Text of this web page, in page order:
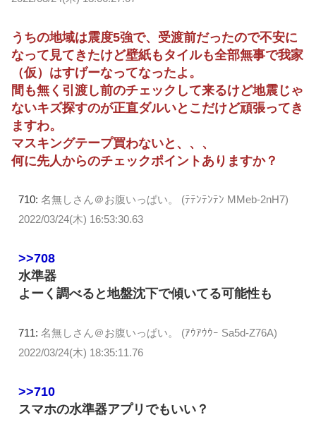
うちの地域は震度5強で、受渡前だったので不安に
なって見てきたけど壁紙もタイルも全部無事で我家
（仮）はすげーなってなったよ。
間も無く引渡し前のチェックして来るけど地震じゃ
ないキズ探すのが正直ダルいとこだけど頑張ってき
ますわ。
マスキングテープ買わないと、、、
何に先人からのチェックポイントありますか？
710: 名無しさん＠お腹いっぱい。 (ﾃﾃﾝﾃﾝﾃﾝ MMeb-2nH7)
2022/03/24(木) 16:53:30.63
>>708
水準器
よーく調べると地盤沈下で傾いてる可能性も
711: 名無しさん＠お腹いっぱい。 (ｱｳｱｳｳｰ Sa5d-Z76A)
2022/03/24(木) 18:35:11.76
>>710
スマホの水準器アプリでもいい？